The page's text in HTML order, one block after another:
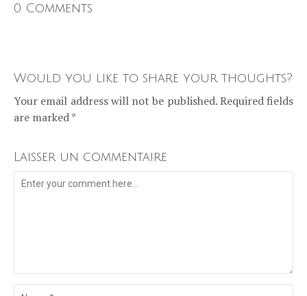
0 Comments
Would you like to share your thoughts?
Your email address will not be published. Required fields
are marked *
Laisser un commentaire